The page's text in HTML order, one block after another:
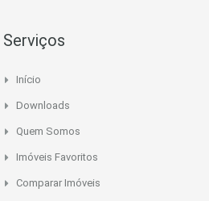
Serviços
Início
Downloads
Quem Somos
Imóveis Favoritos
Comparar Imóveis